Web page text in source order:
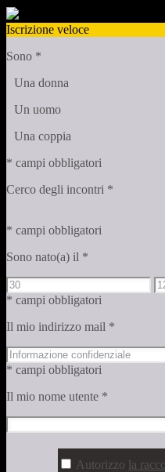
Iscrizione veloce
Sono *
Una donna
Un uomo
Una coppia
* campi obbligatori
Cerco degli incontri *
* campi obbligatori
Sono nato(a) il *
* campi obbligatori
Il mio indirizzo mail *
* campi obbligatori
Il mio nome utente *
Autorizzo la